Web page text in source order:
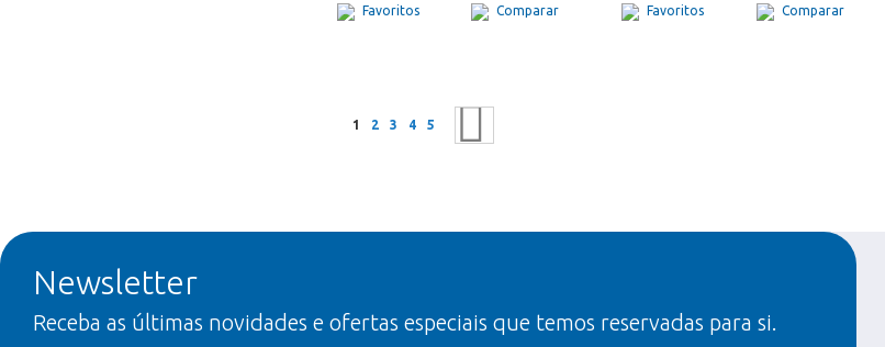
Favoritos
Comparar
Favoritos
Comparar
Página
Está a ler a página
1 Página
2 Página
3 Página
4 Página
5
Newsletter
Receba as últimas novidades e ofertas especiais que temos reservadas para si.